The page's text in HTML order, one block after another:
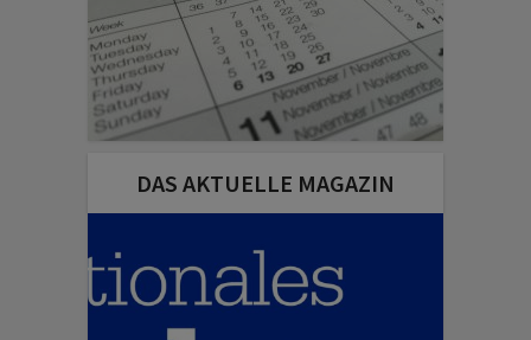
DAS AKTUELLE MAGAZIN